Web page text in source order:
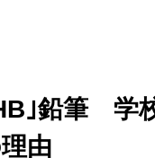
｣鉛筆 学
由